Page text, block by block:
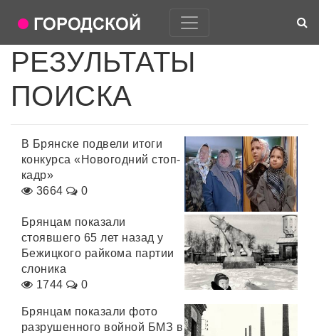
РЕЗУЛЬТАТЫ
ПОИСКА
В Брянске подвели итоги
конкурса «Новогодний стоп-
кадр»
3664
0
Брянцам показали
стоявшего 65 лет назад у
Бежицкого райкома партии
слоника
1744
0
Брянцам показали фото
разрушенного войной БМЗ в